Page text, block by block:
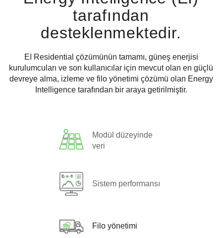
tarafından
desteklenmektedir.
EI Residential çözümünün tamamı, güneş enerjisi
kurulumcuları ve son kullanıcılar için mevcut olan en güçlü
devreye alma, izleme ve filo yönetimi çözümü olan Energy
Intelligence tarafından bir araya getirilmiştir.
Modül düzeyinde
veri
Sistem performansı
Filo yönetimi